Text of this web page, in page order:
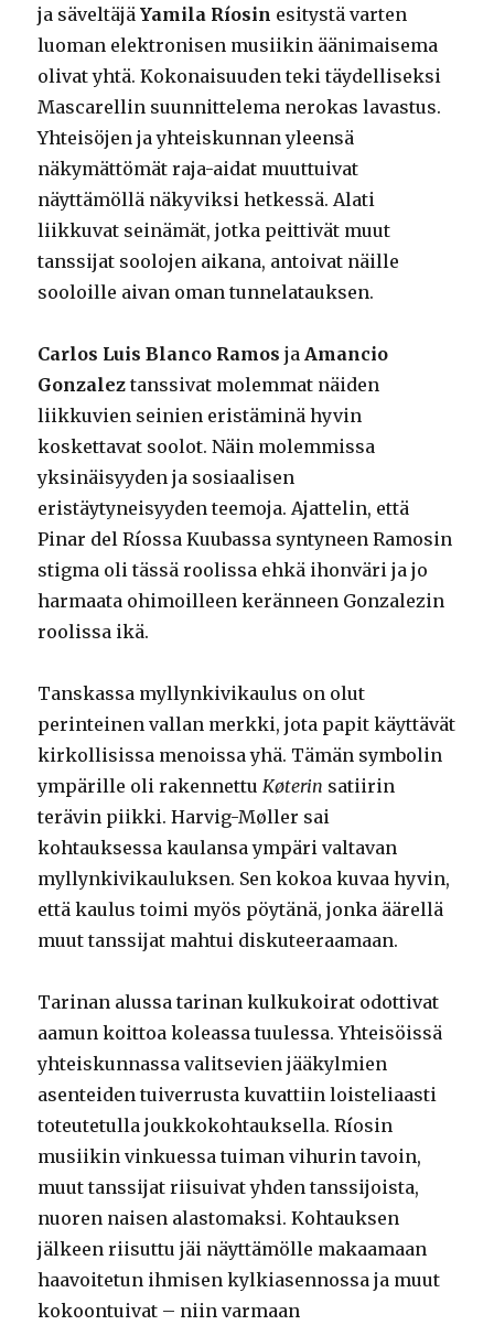
ja säveltäjäYamila Ríosin esitystä varten
luoman elektronisen musiikin äänimaisema
olivat yhtä. Kokonaisuuden teki täydelliseksi
Mascarellin suunnittelema nerokas lavastus.
Yhteisöjen ja yhteiskunnan yleensä
näkymättömät raja-aidat muuttuivat
näyttämöllä näkyviksi hetkessä. Alati
liikkuvat seinämät, jotka peittivät muut
tanssijat soolojen aikana, antoivat näille
sooloille aivan oman tunnelatauksen.
Carlos Luis Blanco Ramosja Amancio
Gonzalez tanssivat molemmat näiden
liikkuvien seinien eristäminä hyvin
koskettavat soolot. Näin molemmissa
yksinäisyyden ja sosiaalisen
eristäytyneisyyden teemoja. Ajattelin, että
Pinar del Ríossa Kuubassa syntyneen Ramosin
stigma oli tässä roolissa ehkä ihonväri ja jo
harmaata ohimoilleen keränneen Gonzalezin
roolissa ikä.
Tanskassa myllynkivikaulus on olut
perinteinen vallan merkki, jota papit käyttävät
kirkollisissa menoissa yhä. Tämän symbolin
ympärille oli rakennettu Køterin satiirin
terävin piikki. Harvig-Møller sai
kohtauksessa kaulansa ympäri valtavan
myllynkivikauluksen. Sen kokoa kuvaa hyvin,
että kaulus toimi myös pöytänä, jonka äärellä
muut tanssijat mahtui diskuteeraamaan.
Tarinan alussa tarinan kulkukoirat odottivat
aamun koittoa koleassa tuulessa. Yhteisöissä
yhteiskunnassa valitsevien jääkylmien
asenteiden tuiverrusta kuvattiin loisteliaasti
toteutetulla joukkokohtauksella. Ríosin
musiikin vinkuessa tuiman vihurin tavoin,
muut tanssijat riisuivat yhden tanssijoista,
nuoren naisen alastomaksi. Kohtauksen
jälkeen riisuttu jäi näyttämölle makaamaan
haavoitetun ihmisen kylkiasennossa ja muut
kokoontuivat – niin varmaan